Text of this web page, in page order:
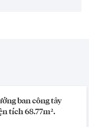
ban công tây
tích 68.77m².